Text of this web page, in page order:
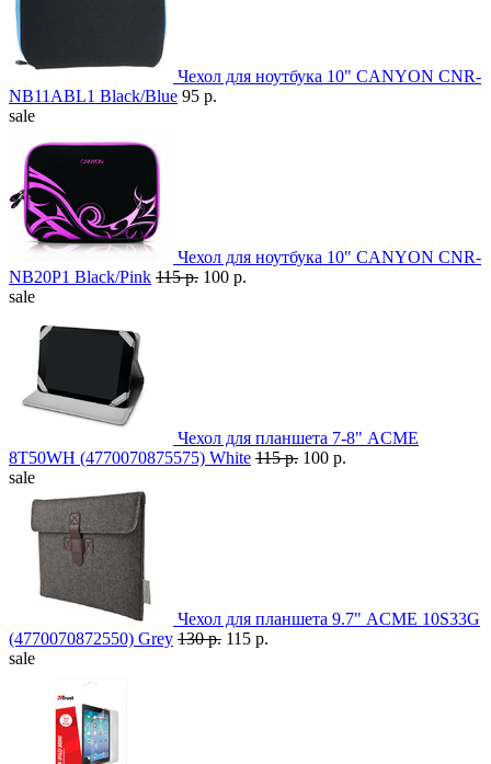
Чехол для ноутбука 10" CANYON CNR-
NB11ABL1 Black/Blue 95 р.
sale
Чехол для ноутбука 10" CANYON CNR-
NB20P1 Black/Pink 115 р. 100 р.
sale
Чехол для планшета 7-8" ACME
8T50WH (4770070875575) White 115 р. 100 р.
sale
Чехол для планшета 9.7" ACME 10S33G
(4770070872550) Grey 130 р. 115 р.
sale